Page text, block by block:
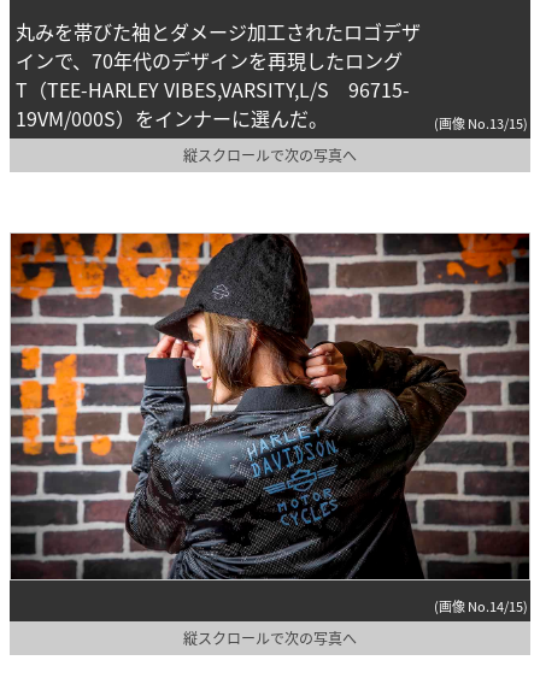
丸みを帯びた袖とダメージ加工されたロゴデザ
インで、70年代のデザインを再現したロング
T（TEE-HARLEY VIBES,VARSITY,L/S 96715-
19VM/000S）をインナーに選んだ。
(画像 No.13/15)
縦スクロールで次の写真へ
(画像 No.14/15)
縦スクロールで次の写真へ